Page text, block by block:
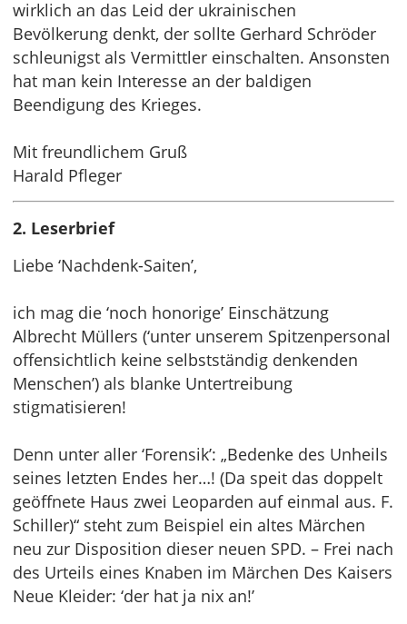
wirklich an das Leid der ukrainischen
Bevölkerung denkt, der sollte Gerhard Schröder
schleunigst als Vermittler einschalten. Ansonsten
hat man kein Interesse an der baldigen
Beendigung des Krieges.
Mit freundlichem Gruß
Harald Pfleger
2. Leserbrief
Liebe ‘Nachdenk-Saiten’,
ich mag die ‘noch honorige’ Einschätzung
Albrecht Müllers (‘unter unserem Spitzenpersonal
offensichtlich keine selbstständig denkenden
Menschen’) als blanke Untertreibung
stigmatisieren!
Denn unter aller ‘Forensik’: „Bedenke des Unheils
seines letzten Endes her…! (Da speit das doppelt
geöffnete Haus zwei Leoparden auf einmal aus. F.
Schiller)“ steht zum Beispiel ein altes Märchen
neu zur Disposition dieser neuen SPD. – Frei nach
des Urteils eines Knaben im Märchen Des Kaisers
Neue Kleider: ‘der hat ja nix an!’